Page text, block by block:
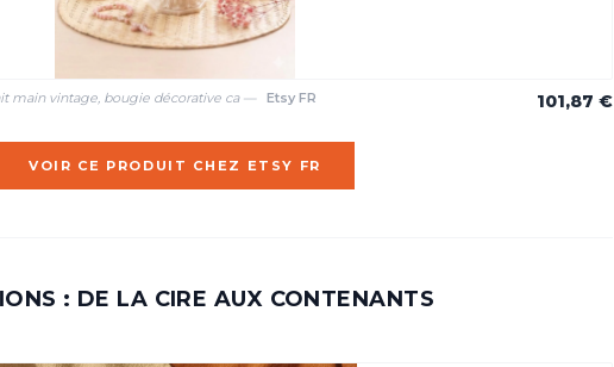
main vintage, bougie décorative ca — Etsy FR 101,87 €
VOIR CE PRODUIT CHEZ ETSY FR
: DE LA CIRE AUX CONTENANTS